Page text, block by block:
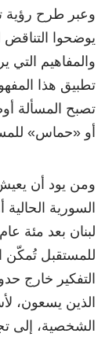
وعبر طرح رؤية
يوضحوا التناقض
والمفاهيم التي
تطبيق هذا
تصبح المسألة
أو «حماس»
ومن يود أن
السورية
لبنان بعد مئة
للمستقبل تُمكّن
التفكير خارج
الذين يسعون،
الشخصية، إلى